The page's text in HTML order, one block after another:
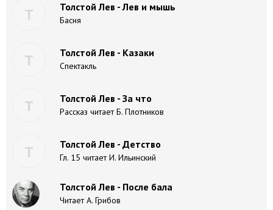
Т Толстой Лев - Лев и мышь
Басня
Т Толстой Лев - Казаки
Спектакль
Т Толстой Лев - За что
Рассказ читает Б. Плотников
Т Толстой Лев - Детство
Гл. 15 читает И. Ильинский
Толстой Лев - После бала
Читает А. Грибов